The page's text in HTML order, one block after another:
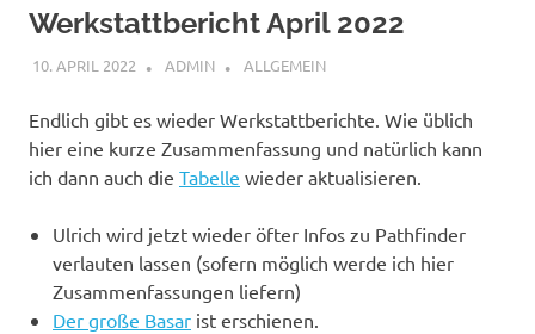
Werkstattbericht April 2022
10. APRIL 2022 ADMIN ALLGEMEIN
Endlich gibt es wieder Werkstattberichte. Wie üblich
hier eine kurze Zusammenfassung und natürlich kann
ich dann auch die Tabelle wieder aktualisieren.
Ulrich wird jetzt wieder öfter Infos zu Pathfinder
verlauten lassen (sofern möglich werde ich hier
Zusammenfassungen liefern)
Der große Basar ist erschienen.